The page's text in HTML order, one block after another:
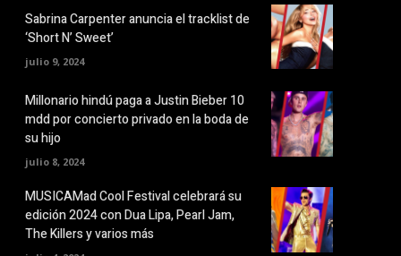
Sabrina Carpenter anuncia el tracklist de
‘Short N’ Sweet’
julio 9, 2024
Millonario hindú paga a Justin Bieber 10
mdd por concierto privado en la boda de
su hijo
julio 8, 2024
MUSICAMad Cool Festival celebrará su
edición 2024 con Dua Lipa, Pearl Jam,
The Killers y varios más